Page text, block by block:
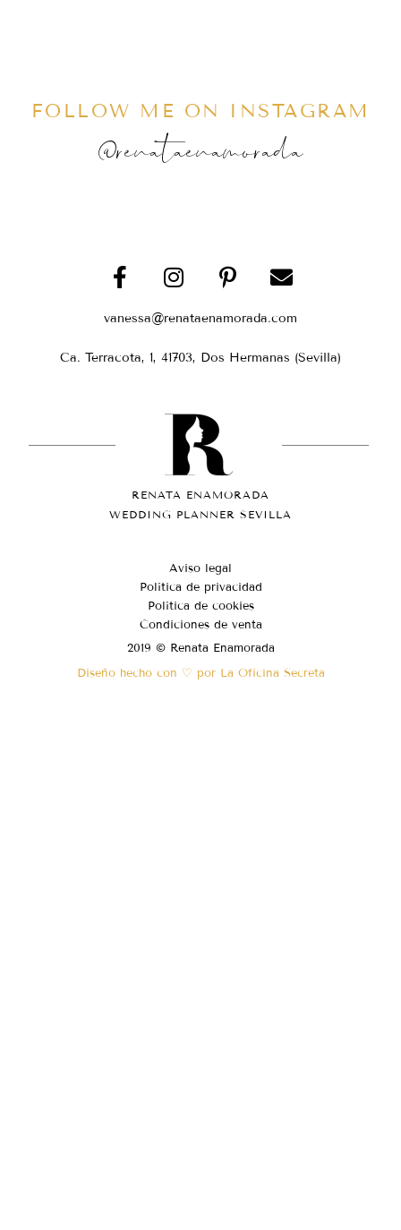
FOLLOW ME ON INSTAGRAM
@renataenamorada
vanessa@renataenamorada.com
Ca. Terracota, 1, 41703, Dos Hermanas (Sevilla)
RENATA ENAMORADA
WEDDING PLANNER SEVILLA
Aviso legal
Política de privacidad
Política de cookies
Condiciones de venta
2019 © Renata Enamorada
Diseño hecho con ♡ por La Oficina Secreta